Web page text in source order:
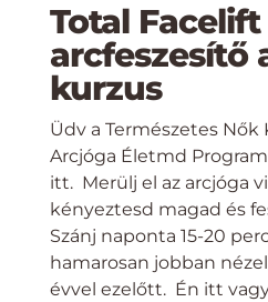
Total
arcfeszesítő
kurzus
Üdv a Természetes Nők
Arcjóga Életmd
itt. Merülj el az arcjóga
kényeztesd magad és
Szánj naponta 15-20
hamarosan jobban
évvel ezelőtt. Én itt